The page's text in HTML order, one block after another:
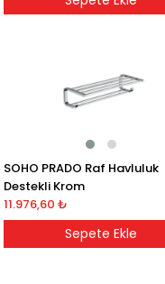
SOHO PRADO Raf Havluluk
Destekli Krom
11.976,60 ₺
Sepete Ekle